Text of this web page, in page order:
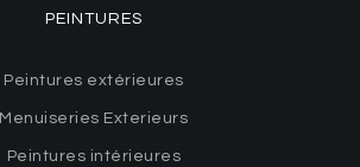
PEINTURES
Peintures extérieures
Menuiseries Exterieurs
Peintures intérieures